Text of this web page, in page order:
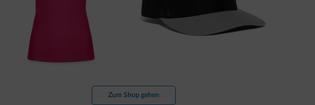
Zum Shop gehen